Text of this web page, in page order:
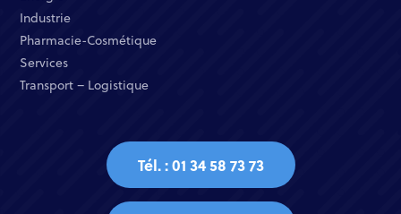
Industrie​
Pharmacie-Cosmétique​
Services​
Transport – Logistique
Tél. : 01 34 58 73 73